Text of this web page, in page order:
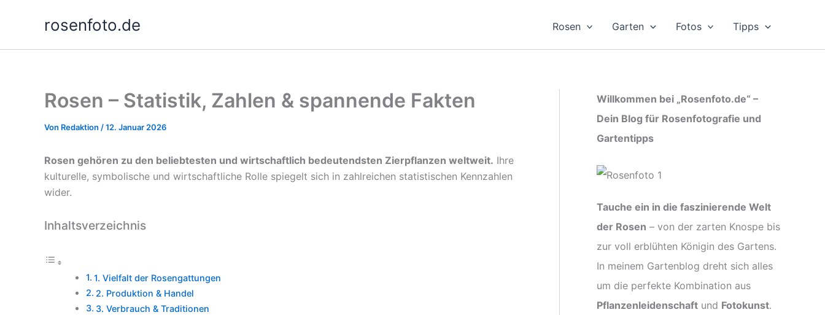
rosenfoto.de Rosen Garten Fotos Tipps
Rosen – Statistik, Zahlen & spannende Fakten
Von Redaktion /12. Januar 2026
Rosen gehören zu den beliebtesten und wirtschaftlich bedeutendsten Zierpflanzen weltweit. Ihre
kulturelle, symbolische und wirtschaftliche Rolle spiegelt sich in zahlreichen statistischen Kennzahlen
wider.
Inhaltsverzeichnis
1. Vielfalt der Rosengattungen
2. Produktion & Handel
3. Verbrauch & Traditionen
Willkommen bei „Rosenfoto.de“ –
Dein Blog für Rosenfotografie und
Gartentipps
Tauche ein in die faszinierende Welt
der Rosen – von der zarten Knospe bis
zur voll erblühten Königin des Gartens.
In meinem Gartenblog dreht sich alles
um die perfekte Kombination aus
Pflanzenleidenschaft und Fotokunst.